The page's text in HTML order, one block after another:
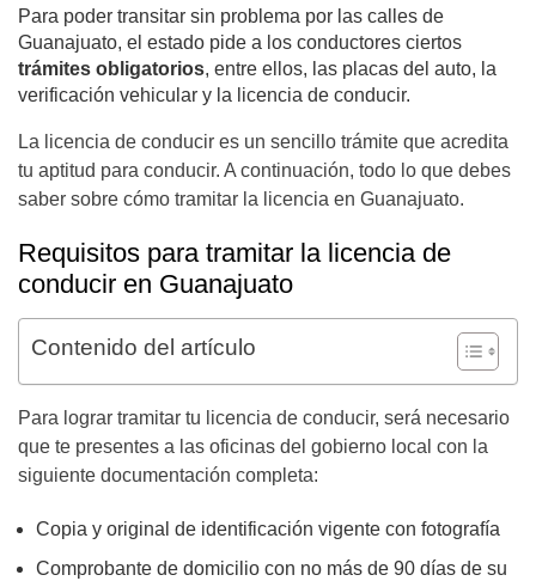
Para poder transitar sin problema por las calles de
Guanajuato, el estado pide a los conductores ciertos
trámites obligatorios, entre ellos, las placas del auto, la
verificación vehicular y la licencia de conducir.
La licencia de conducir es un sencillo trámite que acredita
tu aptitud para conducir. A continuación, todo lo que debes
saber sobre cómo tramitar la licencia en Guanajuato.
Requisitos para tramitar la licencia de
conducir en Guanajuato
Contenido del artículo
Para lograr tramitar tu licencia de conducir, será necesario
que te presentes a las oficinas del gobierno local con la
siguiente documentación completa:
Copia y original de identificación vigente con fotografía
Comprobante de domicilio con no más de 90 días de su